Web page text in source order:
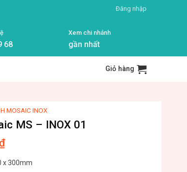
Đăng nhập
68
Xem chi nhánh
gần nhất
Giỏ hàng
MOSAIC INOX
MS – INOX 01
x 300mm